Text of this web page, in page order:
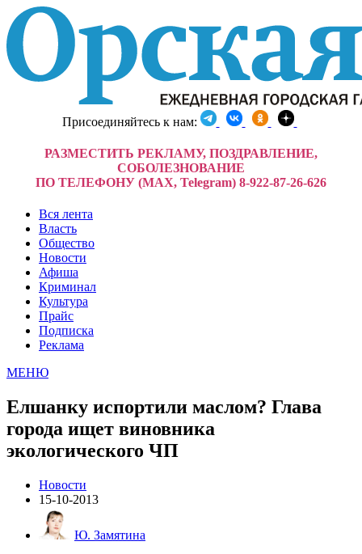
Присоединяйтесь к нам:
РАЗМЕСТИТЬ РЕКЛАМУ, ПОЗДРАВЛЕНИЕ,
СОБОЛЕЗНОВАНИЕ
ПО ТЕЛЕФОНУ (MAX, Telegram) 8-922-87-26-626
Вся лента
Власть
Общество
Новости
Афиша
Криминал
Культура
Прайс
Подписка
Реклама
МЕНЮ
Елшанку испортили маслом? Глава
города ищет виновника
экологического ЧП
Новости
15-10-2013
Ю. Замятина